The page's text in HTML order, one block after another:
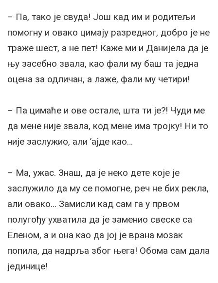
– Па, тако је свуда! Још кад им и родитељи
помогну и овако цимају разредног, добро је не
траже шест, а не пет! Каже ми и Данијела да је
њу засебно звала, као фали му баш та једна
оцена за одличан, а лаже, фали му четири!
– Па цимаће и ове остале, шта ти је?! Чуди ме
да мене није звала, код мене има тројку! Ни то
није заслужио, али ’ајде као…
– Ма, ужас. Знаш, да је неко дете које је
заслужило да му се помогне, реч не бих рекла,
али овако… Замисли кад сам га у првом
полугођу ухватила да је заменио свеске са
Еленом, а и она као да јој је врана мозак
попила, да надрља због њега! Обома сам дала
јединице!